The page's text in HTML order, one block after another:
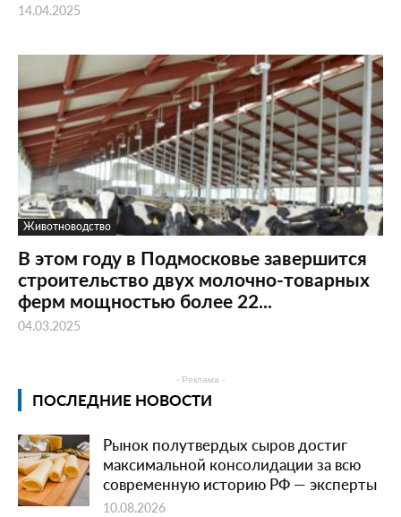
14.04.2025
Животноводство
В этом году в Подмосковье завершится
строительство двух молочно-товарных
ферм мощностью более 22...
04.03.2025
- Реклама -
ПОСЛЕДНИЕ НОВОСТИ
Рынок полутвердых сыров достиг
максимальной консолидации за всю
современную историю РФ — эксперты
10.08.2026